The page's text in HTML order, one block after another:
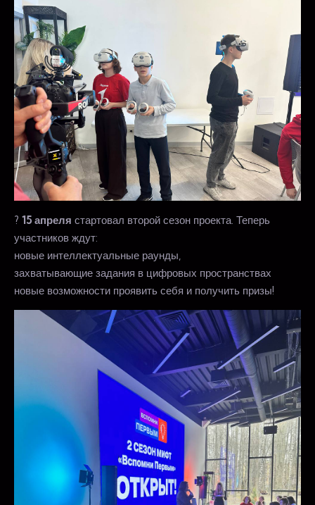
? 15 апреля стартовал второй сезон проекта. Теперь
участников ждут:
новые интеллектуальные раунды,
захватывающие задания в цифровых пространствах
новые возможности проявить себя и получить призы!